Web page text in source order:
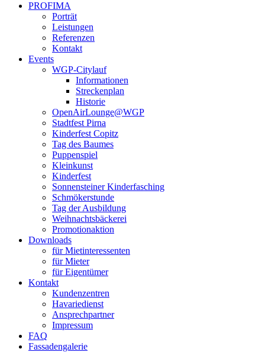
PROFIMA
Porträt
Leistungen
Referenzen
Kontakt
Events
WGP-Citylauf
Informationen
Streckenplan
Historie
OpenAirLounge@WGP
Stadtfest Pirna
Kinderfest Copitz
Tag des Baumes
Puppenspiel
Kleinkunst
Kinderfest
Sonnensteiner Kinderfasching
Schmökerstunde
Tag der Ausbildung
Weihnachtsbäckerei
Promotionaktion
Downloads
für Mietinteressenten
für Mieter
für Eigentümer
Kontakt
Kundenzentren
Havariedienst
Ansprechpartner
Impressum
FAQ
Fassadengalerie